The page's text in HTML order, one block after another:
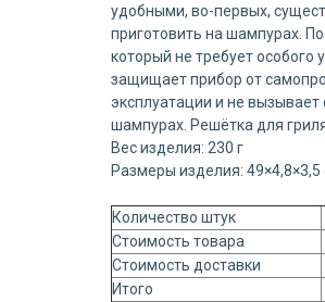
удобными, во-первых,
приготовить на шампурах.
который не требует особого
защищает прибор от
эксплуатации и не
шампурах. Решётка для
Вес изделия: 230 г
Размеры изделия: 49×4,8×3,5
Количество штук
Стоимость товара
Стоимость доставки
Итого